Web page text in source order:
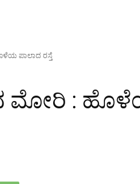
ಪಾಲಾದ ರಸ್ತೆ
ಮೋರಿ :